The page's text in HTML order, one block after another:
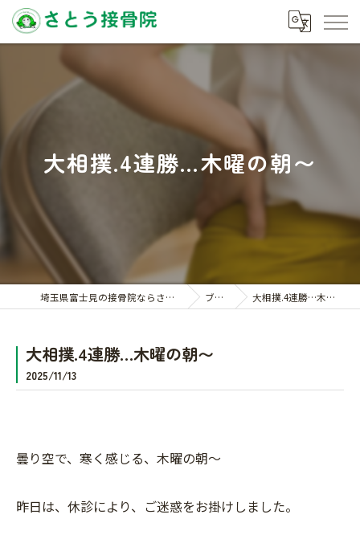
大相撲.4連勝…木曜の朝〜
埼玉県富士見の接骨院ならさとう接骨院 ブログ 大相撲.4連勝…木曜の朝〜
大相撲.4連勝…木曜の朝〜
2025/11/13
曇り空で、寒く感じる、木曜の朝〜
昨日は、休診により、ご迷惑をお掛けしました。